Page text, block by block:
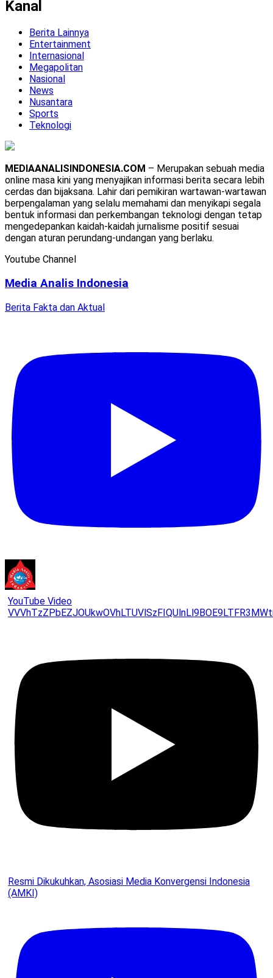
Kanal
Berita Lainnya
Entertainment
Internasional
Megapolitan
Nasional
News
Nusantara
Sports
Teknologi
MEDIAANALISINDONESIA.COM – Merupakan sebuah media
online masa kini yang menyajikan informasi berita secara lebih
cerdas dan bijaksana. Lahir dari pemikiran wartawan-wartawan
berpengalaman yang selalu memahami dan menyikapi segala
bentuk informasi dan perkembangan teknologi dengan tetap
mengedepankan kaidah-kaidah jurnalisme positif sesuai
dengan aturan perundang-undangan yang berlaku.
Youtube Channel
Media Analis Indonesia
Berita Fakta dan Aktual
YouTube Video
Resmi Dikukuhkan, Asosiasi Media Konvergensi Indonesia
(AMKI)